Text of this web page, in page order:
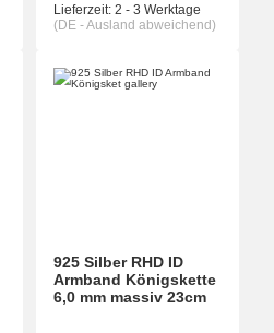
Lieferzeit: 2 - 3 Werktage
(DE - Ausland abweichend)
925 Silber RHD ID
Armband Königskette
6,0 mm massiv 23cm